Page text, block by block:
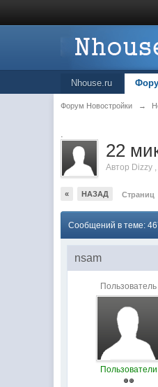
Nhouse.ru
Форум Новостройки →
.
22
Автор Dizzy ,
« НАЗАД Страниц
Сообщений в теме:
nsam
Пользователь
Пользователи